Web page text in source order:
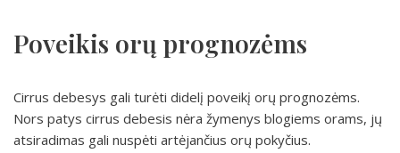
Poveikis orų prognozėms
Cirrus debesys gali turėti didelį poveikį orų prognozėms.
Nors patys cirrus debesis nėra žymenys blogiems orams, jų
atsiradimas gali nuspėti artėjančius orų pokyčius.